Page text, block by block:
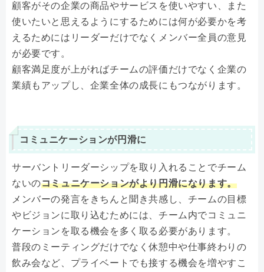
顧客がその企業の商品やサービスを使いやすい、また
使いたいと思えるようにするためには何が必要かを考
えるためにはリーダーだけでなくメンバー全員の意見
が必要です。
顧客満足度が上がればチームの評価だけでなく企業の
業績もアップし、企業全体の成長にもつながります。
コミュニケーションが円滑に
サーバントリーダーシップを取り入れることでチーム
ないのコミュニケーションがより円滑になります。
メンバーの発言をきちんと聞き共感し、チームの目標
やビジョンに取り込むためには、チーム内でコミュニ
ケーションを取る機会を多く取る必要があります。
普段のミーティングだけでなく休憩中や仕事終わりの
飲み会など、プライベートでも接する機会を増やすこ